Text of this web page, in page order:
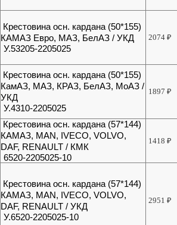
Крестовина осн. кардана (50*155)
КАМАЗ Евро, МАЗ, БелАЗ / УКД
У.53205-2205025
2074₽
Крестовина осн. кардана (50*155)
КамАЗ, МАЗ, КРАЗ, БелАЗ, МоАЗ /
УКД
У.4310-2205025
1897₽
Крестовина осн. кардана (57*144)
КАМАЗ, МАN, IVECO, VOLVO,
DAF, RENAULT / КМК
6520-2205025-10
1418₽
Крестовина осн. кардана (57*144)
КАМАЗ, МАN, IVECO, VOLVO,
DAF, RENAULT / УКД
У.6520-2205025-10
2951₽